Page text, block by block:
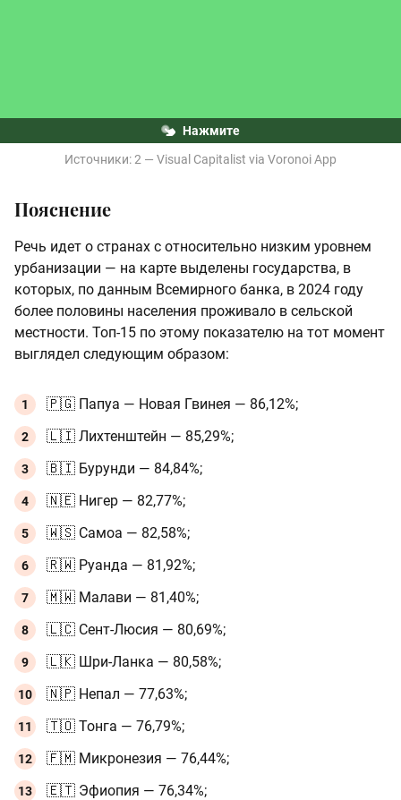
Нажмите
Источники: 2 — Visual Capitalist via Voronoi App
Пояснение
Речь идет о странах с относительно низким уровнем
урбанизации — на карте выделены государства, в
которых, по данным Всемирного банка, в 2024 году
более половины населения проживало в сельской
местности. Топ-15 по этому показателю на тот момент
выглядел следующим образом:
🇵🇬 Папуа — Новая Гвинея — 86,12%;
🇱🇮 Лихтенштейн — 85,29%;
🇧🇮 Бурунди — 84,84%;
🇳🇪 Нигер — 82,77%;
🇼🇸 Самоа — 82,58%;
🇷🇼 Руанда — 81,92%;
🇲🇼 Малави — 81,40%;
🇱🇨 Сент-Люсия — 80,69%;
🇱🇰 Шри-Ланка — 80,58%;
🇳🇵 Непал — 77,63%;
🇹🇴 Тонга — 76,79%;
🇫🇲 Микронезия — 76,44%;
🇪🇹 Эфиопия — 76,34%;